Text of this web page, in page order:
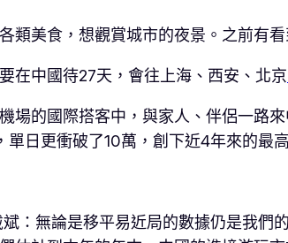
類美食，想觀賞城市的夜景。之前有
在中國待27天，會往上海、西安、北京
場的國際搭客中，與家人、伴侶一路
單日更衝破了10萬，創下近4年來的最
：無論是移平易近局的數據仍是我